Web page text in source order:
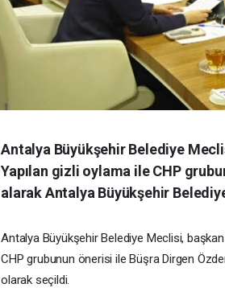
Antalya Büyükşehir Belediye
Yapılan gizli oylama ile CHP
alarak Antalya Büyükşehir
Antalya Büyükşehir Belediye Meclisi,
CHP grubunun önerisi ile Büşra Dirgen
olarak seçildi.